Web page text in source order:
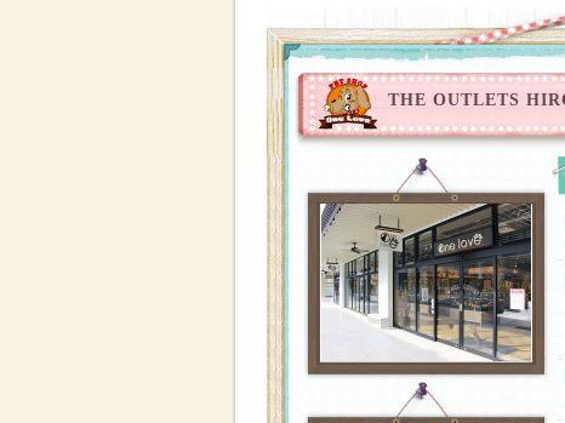
THE OUTLETS